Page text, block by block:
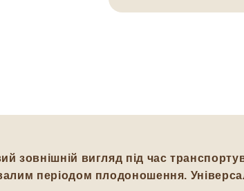
зовнішній вигляд під час
періодом плодоношення.